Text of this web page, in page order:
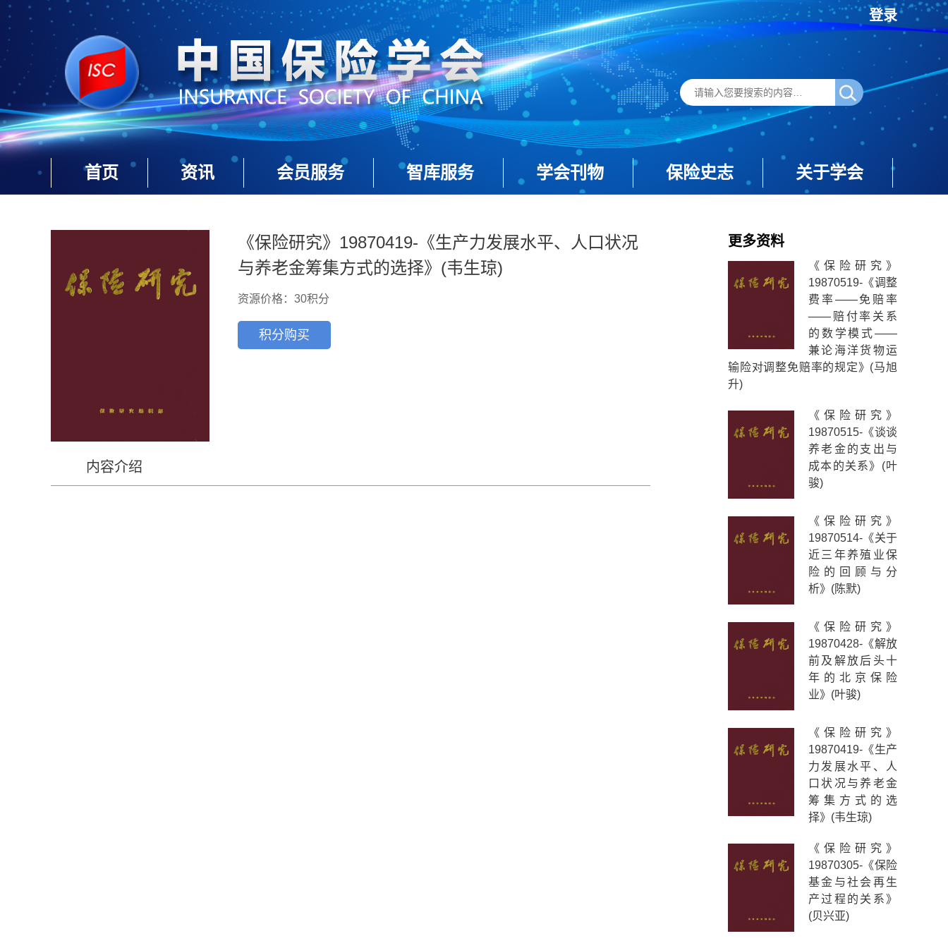
登录
首页 资讯 会员服务 智库服务 学会刊物 保险史志 关于学会
《保险研究》19870419-《生产力发展水平、人口状况
与养老金筹集方式的选择》(韦生琼)
资源价格：30积分
积分购买
内容介绍
更多资料
《保险研究》
19870519-《调整
费率——免赔率
——赔付率关系
的数学模式——
兼论海洋货物运
输险对调整免赔率的规定》(马旭
升)
《保险研究》
19870515-《谈谈
养老金的支出与
成本的关系》(叶
骏)
《保险研究》
19870514-《关于
近三年养殖业保
险的回顾与分
析》(陈默)
《保险研究》
19870428-《解放
前及解放后头十
年的北京保险
业》(叶骏)
《保险研究》
19870419-《生产
力发展水平、人
口状况与养老金
筹集方式的选
择》(韦生琼)
《保险研究》
19870305-《保险
基金与社会再生
产过程的关系》
(贝兴亚)